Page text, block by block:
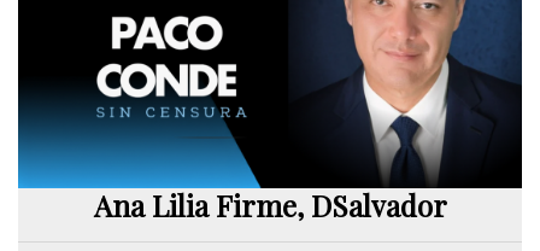
Ana Lilia Firme, DSalvador